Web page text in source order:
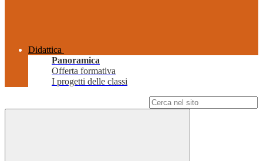
Didattica
Panoramica
Offerta formativa
I progetti delle classi